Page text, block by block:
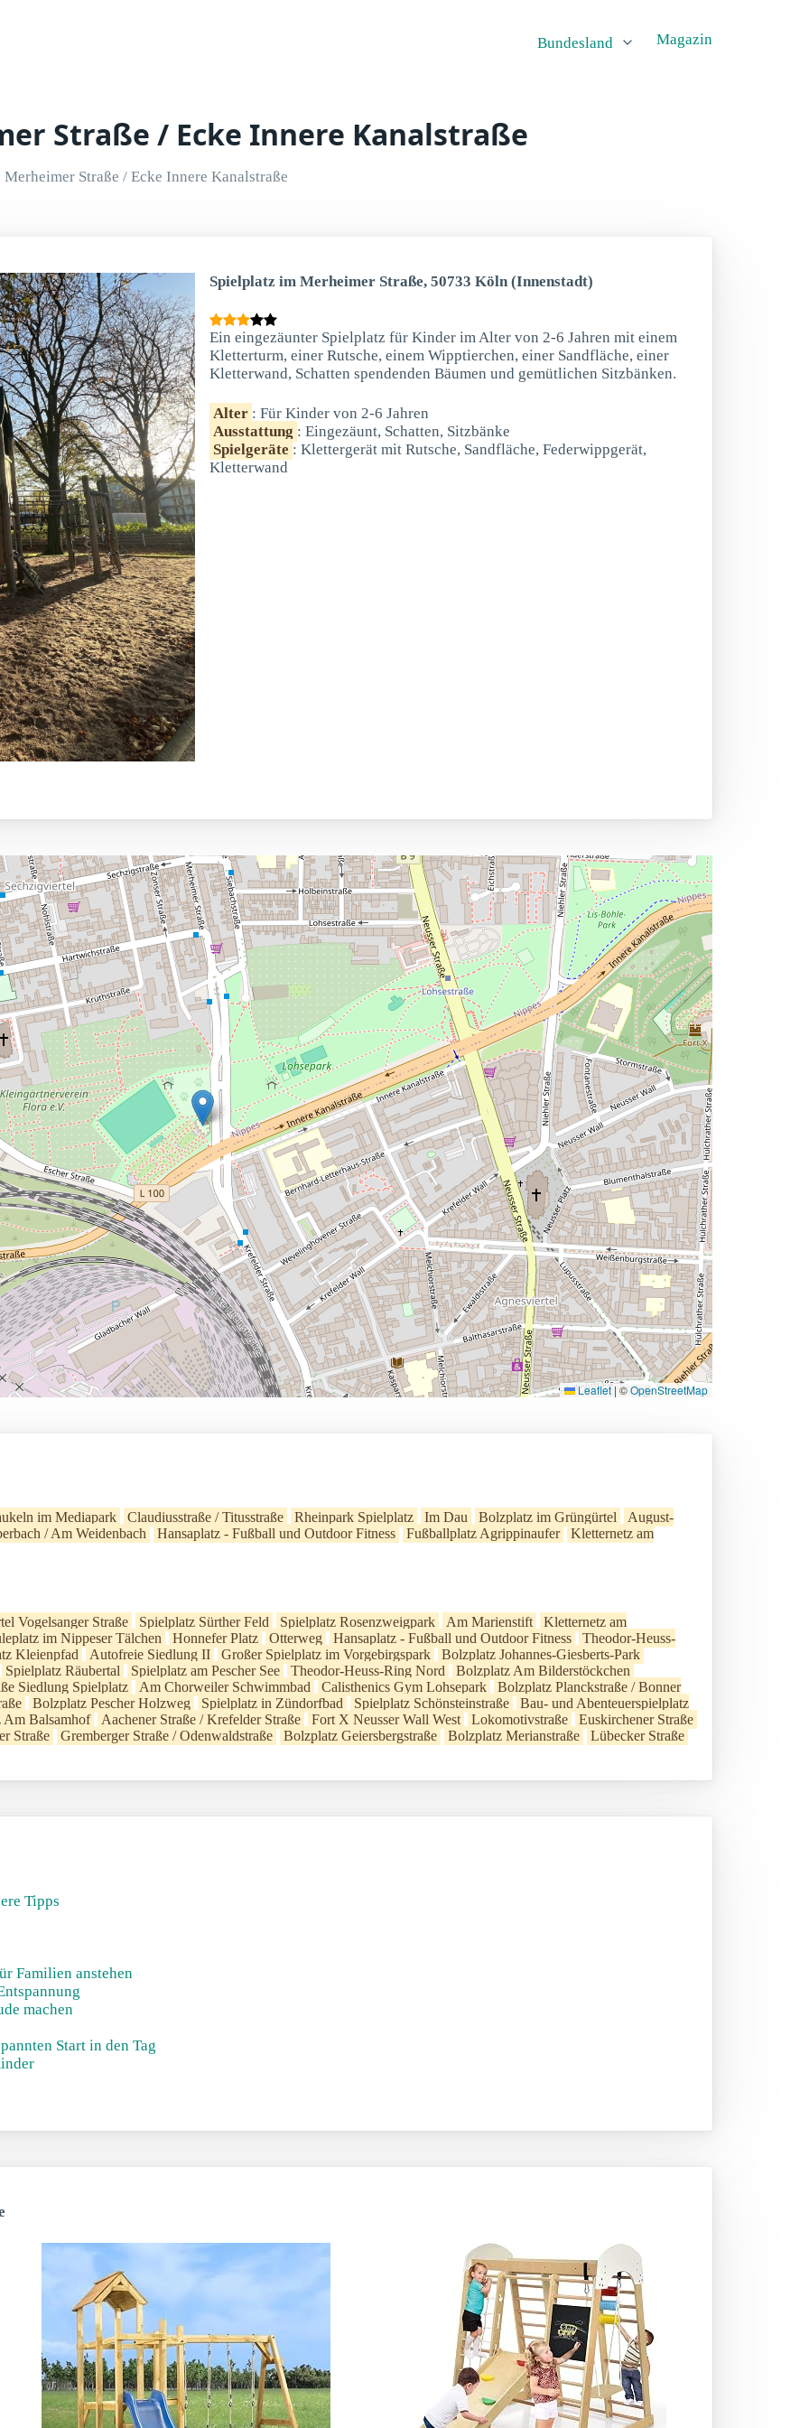
Bundesland Magazin
Straße / Ecke Innere Kanalstraße
Merheimer Straße / Ecke Innere Kanalstraße
Spielplatz im Merheimer Straße, 50733 Köln (Innenstadt)
Ein eingezäunter Spielplatz für Kinder im Alter von 2-6 Jahren mit einem
Kletterturm, einer Rutsche, einem Wipptierchen, einer Sandfläche, einer
Kletterwand, Schatten spendenden Bäumen und gemütlichen Sitzbänken.
Alter : Für Kinder von 2-6 Jahren
Ausstattung : Eingezäunt, Schatten, Sitzbänke
Spielgeräte : Klettergerät mit Rutsche, Sandfläche, Federwippgerät,
Kletterwand
Leaflet | ©OpenStreetMap
im Mediapark Claudiusstraße / Titusstraße Rheinpark Spielplatz Im Dau Bolzplatz im Grüngürtel
August-
/ Am Weidenbach
Hansaplatz - Fußball und Outdoor Fitness Fußballplatz Agrippinaufer Kletternetz am
Vogelsanger Straße Spielplatz Sürther Feld Spielplatz Rosenzweigpark Am Marienstift
Kletternetz am
im Nippeser Tälchen
Honnefer Platz Otterweg Hansaplatz - Fußball und Outdoor Fitness
Theodor-Heuss-
Kleienpfad
Autofreie Siedlung II Großer Spielplatz im Vorgebirgspark
Bolzplatz Johannes-Giesberts-Park
Spielplatz Räubertal
Spielplatz am Pescher See Theodor-Heuss-Ring Nord
Bolzplatz Am Bilderstöckchen
Siedlung Spielplatz
Am Chorweiler Schwimmbad Calisthenics Gym Lohsepark
Bolzplatz Planckstraße / Bonner
Bolzplatz Pescher Holzweg Spielplatz in Zündorfbad Spielplatz Schönsteinstraße
Bau- und Abenteuerspielplatz
Am Balsamhof
Aachener Straße / Krefelder Straße Fort X Neusser Wall West Lokomotivstraße
Euskirchener Straße
Straße
Gremberger Straße / Odenwaldstraße Bolzplatz Geiersbergstraße Bolzplatz Merianstraße Lübecker Straße
Tipps
Familien anstehen
machen
Start in den Tag